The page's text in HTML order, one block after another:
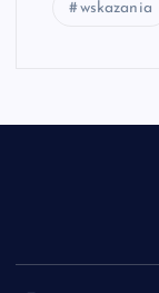
wskazania